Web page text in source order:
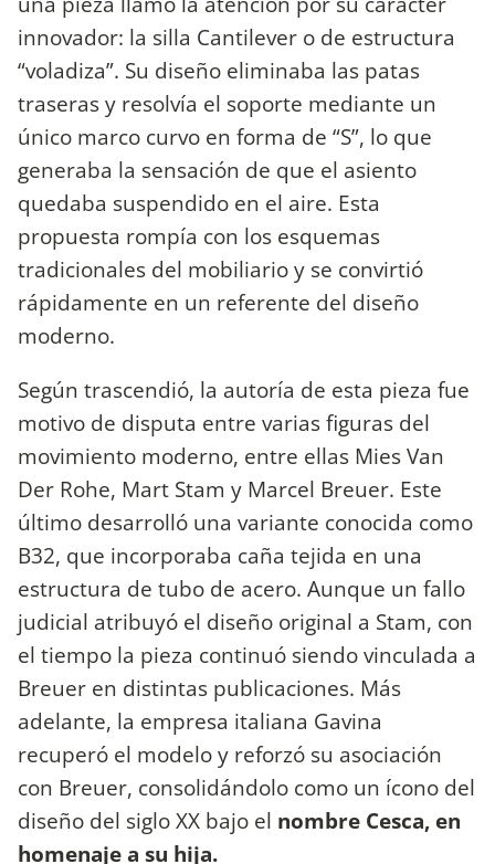
innovador: la silla Cantilever o de estructura
“voladiza”. Su diseño eliminaba las patas
traseras y resolvía el soporte mediante un
único marco curvo en forma de “S”, lo que
generaba la sensación de que el asiento
quedaba suspendido en el aire. Esta
propuesta rompía con los esquemas
tradicionales del mobiliario y se convirtió
rápidamente en un referente del diseño
moderno.
Según trascendió, la autoría de esta pieza fue
motivo de disputa entre varias figuras del
movimiento moderno, entre ellas Mies Van
Der Rohe, Mart Stam y Marcel Breuer. Este
último desarrolló una variante conocida como
B32, que incorporaba caña tejida en una
estructura de tubo de acero. Aunque un fallo
judicial atribuyó el diseño original a Stam, con
el tiempo la pieza continuó siendo vinculada a
Breuer en distintas publicaciones. Más
adelante, la empresa italiana Gavina
recuperó el modelo y reforzó su asociación
con Breuer, consolidándolo como un ícono del
diseño del siglo XX bajo el nombre Cesca, en
homenaje a su hija.